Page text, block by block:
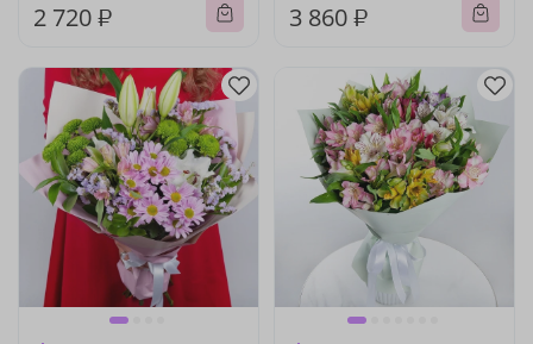
2 720 ₽ 3 860 ₽